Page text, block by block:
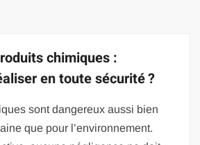
chimiques :
en toute sécurité ?
sont dangereux aussi bien
que pour l’environnement.